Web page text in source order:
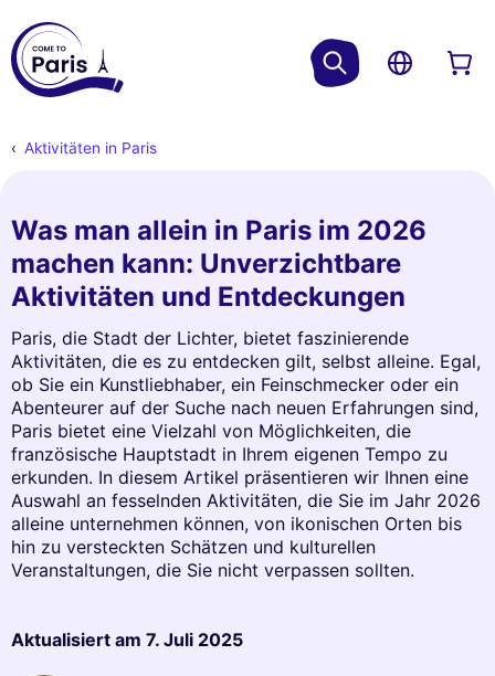
Aktivitäten in Paris
Was man allein in Paris im 2026
machen kann: Unverzichtbare
Aktivitäten und Entdeckungen
Paris, die Stadt der Lichter, bietet faszinierende
Aktivitäten, die es zu entdecken gilt, selbst alleine. Egal,
ob Sie ein Kunstliebhaber, ein Feinschmecker oder ein
Abenteurer auf der Suche nach neuen Erfahrungen sind,
Paris bietet eine Vielzahl von Möglichkeiten, die
französische Hauptstadt in Ihrem eigenen Tempo zu
erkunden. In diesem Artikel präsentieren wir Ihnen eine
Auswahl an fesselnden Aktivitäten, die Sie im Jahr 2026
alleine unternehmen können, von ikonischen Orten bis
hin zu versteckten Schätzen und kulturellen
Veranstaltungen, die Sie nicht verpassen sollten.
Aktualisiert am 7. Juli 2025